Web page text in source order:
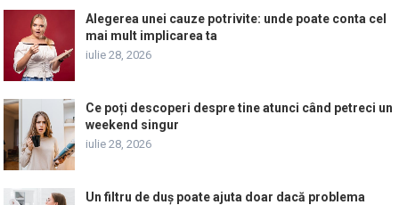
Alegerea unei cauze potrivite: unde poate conta cel
mai mult implicarea ta
iulie 28, 2026
Ce poți descoperi despre tine atunci când petreci un
weekend singur
iulie 28, 2026
Un filtru de duș poate ajuta doar dacă problema